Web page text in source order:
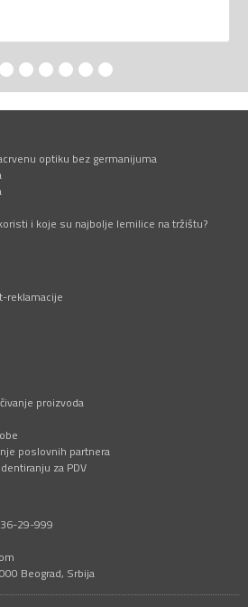
optiku bez germanijuma
i koje su najbolje lemilice na tržištu?
reklamacije
proizvoda
poslovnih partnera
za PDV
29-999
Beograd, Srbija